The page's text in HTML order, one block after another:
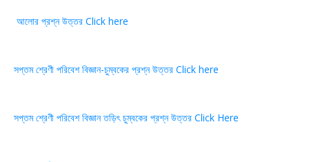
আলোর প্রশ্ন উত্তর Click here
সপ্তম শ্রেণী পরিবেশ বিজ্ঞান-চুম্বকের প্রশ্ন উত্তর Click here
সপ্তম শ্রেণী পরিবেশ বিজ্ঞান তড়িৎ চুম্বকের প্রশ্ন উত্তর Click Here